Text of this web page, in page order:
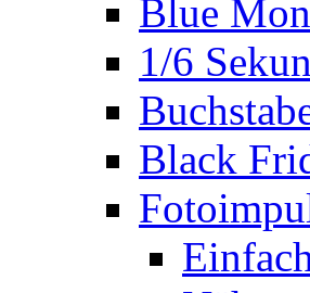
Blue
1/6
Black